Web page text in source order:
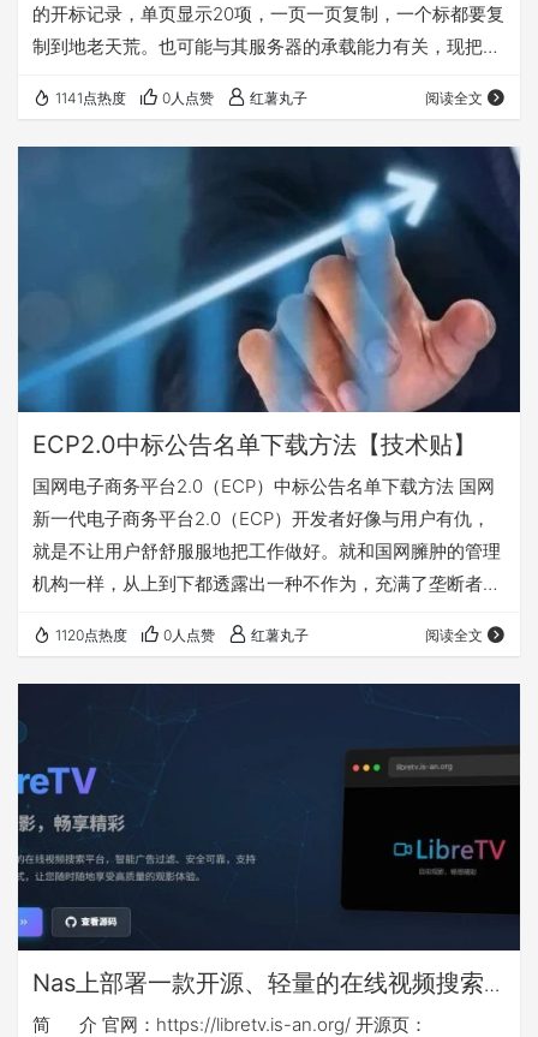
的开标记录，单页显示20项，一页一页复制，一个标都要复
制到地老天荒。也可能与其服务器的承载能力有关，现把网
忘，有兴趣的可关注收藏，随时查阅使用。 一、登录国家电
网新一代电子商务平台(ECP2.0)打开开标记录（按包查看）
二、选择采购项目名称，点击按包查看，不要按投标人查
看。 三、在新弹出页面显示每页数据数量20这个位置，右
键点检查。 四、在右边的代码栏…
1141点热度 0人点赞 红薯丸子 阅读全文
ECP2.0中标公告名单下载方法【技术贴】
国网电子商务平台2.0（ECP）中标公告名单下载方法 国网
新一代电子商务平台2.0（ECP）开发者好像与用户有仇，
就是不让用户舒舒服服地把工作做好。就和国网臃肿的管理
机构一样，从上到下都透露出一种不作为，充满了垄断者的
升级后，搜索功能极其垃圾，但不得不忍受，居然对中标公
告中的PDF文件进行了权限限制，只能预览，不让下载、复
制和打印。 下面介绍的方法，通过对一些参数的调整，可以
在网页端对中标公告中的PDF文件直接下载，此方法比较简
单，适合网络小白使用。 【由于…
1120点热度 0人点赞 红薯丸子 阅读全文
Nas上部署一款开源、轻量的在线视频搜索
与观看docker应用：libretv
简 介 官网：https://libretv.is-an.org/ 开源页：